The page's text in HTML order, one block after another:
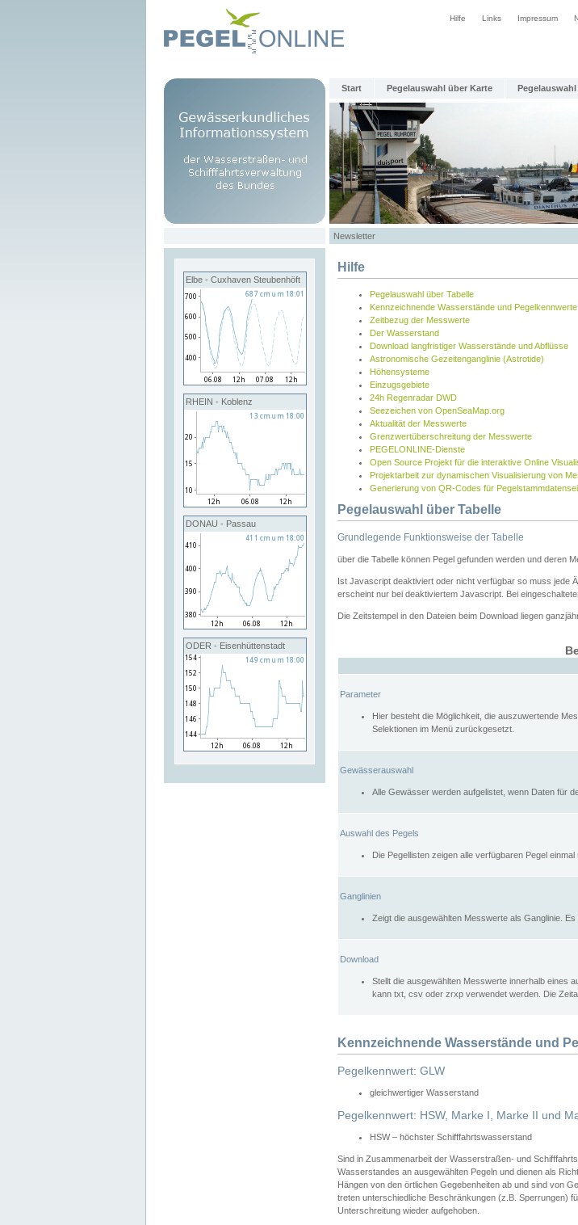
Hilfe Links Impressum
Start Pegelauswahl über Karte
Newsletter
Elbe - Cuxhaven Steubenhöft
RHEIN - Koblenz
DONAU - Passau
ODER - Eisenhüttenstadt
Hilfe
Pegelauswahl über Tabelle
Kennzeichnende Wasserstände und Pegelkennwerte
Zeitbezug der Messwerte
Der Wasserstand
Download langfristiger Wasserstände und Abflüsse
Astronomische Gezeitenganglinie (Astrotide)
Höhensysteme
Einzugsgebiete
24h Regenradar DWD
Seezeichen von OpenSeaMap.org
Aktualität der Messwerte
Grenzwertüberschreitung der Messwerte
PEGELONLINE-Dienste
Open Source Projekt für die interaktive Online
Projektarbeit zur dynamischen Visualisierung von
Generierung von QR-Codes für
Pegelauswahl über Tabelle
Grundlegende Funktionsweise der Tabelle
über die Tabelle können Pegel gefunden werden und deren
Ist Javascript deaktiviert oder nicht verfügbar so muss jede
erscheint nur bei deaktiviertem Javascript. Bei
Die Zeitstempel in den Dateien beim Download liegen
Parameter
Hier besteht die Möglichkeit, die auszuwertende
Selektionen im Menü zurückgesetzt.
Gewässerauswahl
Alle Gewässer werden aufgelistet, wenn Daten für
Auswahl des Pegels
Die Pegellisten zeigen alle verfügbaren Pegel
Ganglinien
Zeigt die ausgewählten Messwerte als Ganglinie.
Download
Stellt die ausgewählten Messwerte innerhalb eines
kann txt, csv oder zrxp verwendet werden. Die
Kennzeichnende Wasserstände und
Pegelkennwert: GLW
gleichwertiger Wasserstand
Pegelkennwert: HSW, Marke I, Marke II und
HSW – höchster Schifffahrtswasserstand
Sind in Zusammenarbeit der Wasserstraßen- und
Wasserstandes an ausgewählten Pegeln und dienen als
Hängen von den örtlichen Gegebenheiten ab und sind von
treten unterschiedliche Beschränkungen (z.B. Sperrungen)
Unterschreitung wieder aufgehoben.